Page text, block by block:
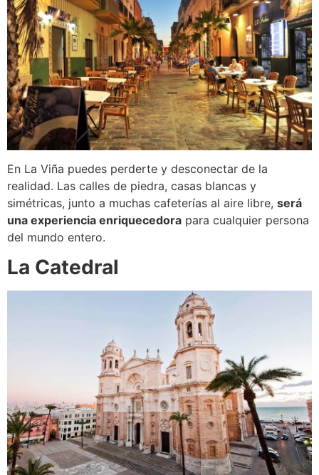
En La Viña puedes perderte y desconectar de la
realidad. Las calles de piedra, casas blancas y
simétricas, junto a muchas cafeterías al aire libre, será
una experiencia enriquecedora para cualquier persona
del mundo entero.
La Catedral